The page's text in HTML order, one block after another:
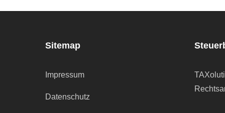
Sitemap
Impressum
Datenschutz